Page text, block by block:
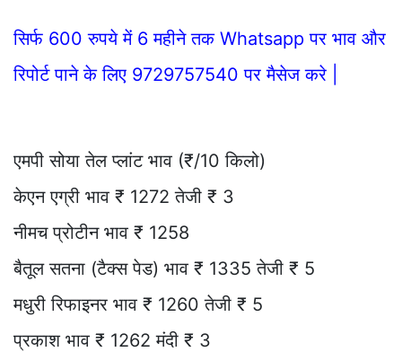
सिर्फ 600 रुपये में 6 महीने तक Whatsapp पर भाव और
रिपोर्ट पाने के लिए 9729757540 पर मैसेज करे |
एमपी सोया तेल प्लांट भाव (₹/10 किलो)
केएन एग्री भाव ₹ 1272 तेजी ₹ 3
नीमच प्रोटीन भाव ₹ 1258
बैतूल सतना (टैक्स पेड) भाव ₹ 1335 तेजी ₹ 5
मधुरी रिफाइनर भाव ₹ 1260 तेजी ₹ 5
प्रकाश भाव ₹ 1262 मंदी ₹ 3